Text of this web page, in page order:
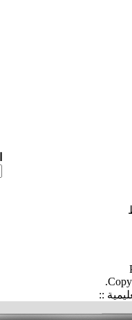
::